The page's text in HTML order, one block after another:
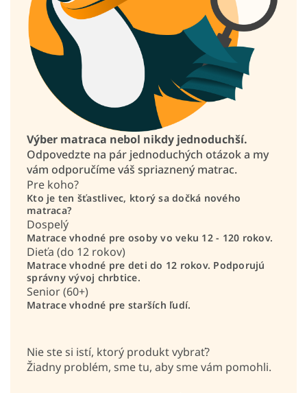
Výber matraca nebol nikdy jednoduchší.
Odpovedzte na pár jednoduchých otázok a my
vám odporučíme váš spriaznený matrac.
Pre koho?
Kto je ten šťastlivec, ktorý sa dočká nového
matraca?
Dospelý
Matrace vhodné pre osoby vo veku 12 - 120 rokov.
Dieťa (do 12 rokov)
Matrace vhodné pre deti do 12 rokov. Podporujú
správny vývoj chrbtice.
Senior (60+)
Matrace vhodné pre starších ľudí.
Nie ste si istí, ktorý produkt vybrať?
Žiadny problém, sme tu, aby sme vám pomohli.